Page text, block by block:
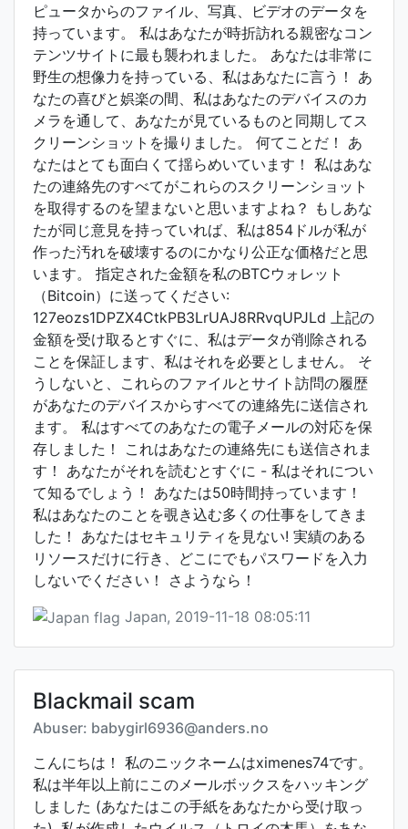
ピュータからのファイル、写真、ビデオのデータを
持っています。 私はあなたが時折訪れる親密なコン
テンツサイトに最も襲われました。 あなたは非常に
野生の想像力を持っている、私はあなたに言う！ あ
なたの喜びと娯楽の間、私はあなたのデバイスのカ
メラを通して、あなたが見ているものと同期してス
クリーンショットを撮りました。 何てことだ！ あ
なたはとても面白くて揺らめいています！ 私はあな
たの連絡先のすべてがこれらのスクリーンショット
を取得するのを望まないと思いますよね？ もしあな
たが同じ意見を持っていれば、私は854ドルが私が
作った汚れを破壊するのにかなり公正な価格だと思
います。 指定された金額を私のBTCウォレット
（Bitcoin）に送ってください:
127eozs1DPZX4CtkPB3LrUAJ8RRvqUPJLd 上記の
金額を受け取るとすぐに、私はデータが削除される
ことを保証します、私はそれを必要としません。 そ
うしないと、これらのファイルとサイト訪問の履歴
があなたのデバイスからすべての連絡先に送信され
ます。 私はすべてのあなたの電子メールの対応を保
存しました！ これはあなたの連絡先にも送信されま
す！ あなたがそれを読むとすぐに - 私はそれについ
て知るでしょう！ あなたは50時間持っています！
私はあなたのことを覗き込む多くの仕事をしてきま
した！ あなたはセキュリティを見ない! 実績のある
リソースだけに行き、どこにでもパスワードを入力
しないでください！ さようなら！
Japan, 2019-11-18 08:05:11
Blackmail scam
Abuser: babygirl6936@anders.no
こんにちは！ 私のニックネームはximenes74です。
私は半年以上前にこのメールボックスをハッキング
しました (あなたはこの手紙をあなたから受け取っ